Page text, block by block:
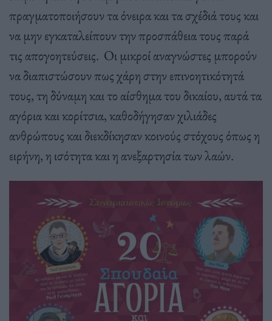
πραγματοποιήσουν τα όνειρα και τα σχέδιά τους και
να μην εγκαταλείπουν την προσπάθεια τους παρά
τις απογοητεύσεις. Οι μικροί αναγνώστες μπορούν
να διαπιστώσουν πως χάρη στην επινοητικότητά
τους, τη δύναμη και το αίσθημα του δικαίου, αυτά τα
αγόρια και κορίτσια, καθοδήγησαν χιλιάδες
ανθρώπους και διεκδίκησαν κοινούς στόχους όπως η
ειρήνη, η ισότητα και η ανεξαρτησία των λαών.